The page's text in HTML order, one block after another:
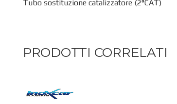
Tubo sostituzione catalizzatore (2°CAT)
PRODOTTI CORRELATI